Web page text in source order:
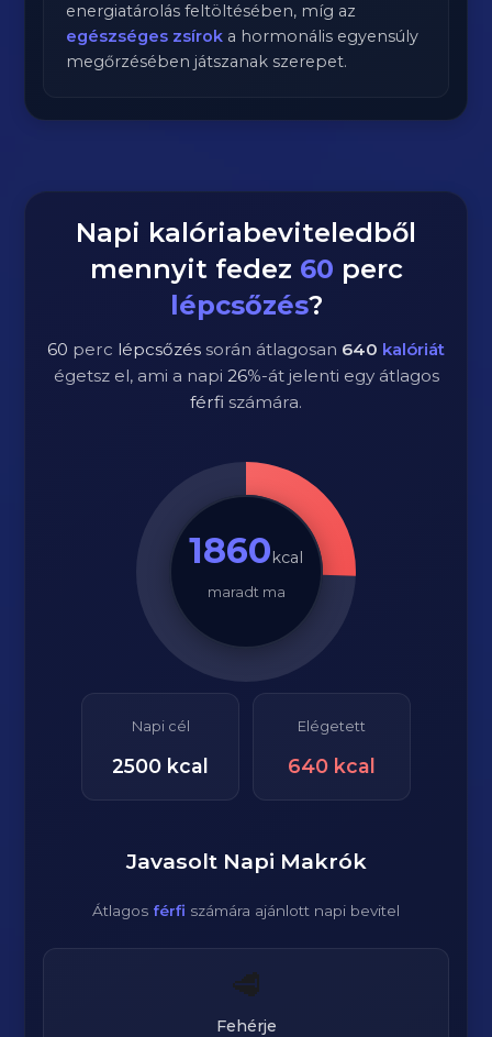
energiatárolás feltöltésében, míg az
egészséges zsírok a hormonális egyensúly
megőrzésében játszanak szerepet.
Napi kalóriabeviteledből
mennyit fedez 60 perc
lépcsőzés?
60 perc lépcsőzés során átlagosan 640 kalóriát
égetsz el, ami a napi 26%-át jelenti egy átlagos
férfi számára.
1860kcal
maradt ma
Napi cél
2500 kcal
Elégetett
640 kcal
Javasolt Napi Makrók
Átlagos férfi számára ajánlott napi bevitel
🥩
Fehérje